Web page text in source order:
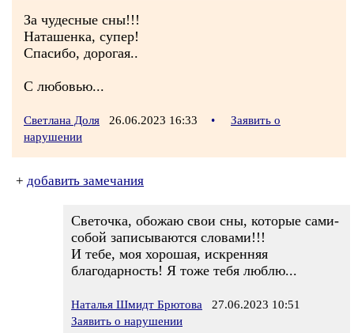
За чудесные сны!!!
Наташенка, супер!
Спасибо, дорогая..
С любовью...
Светлана Доля 26.06.2023 16:33 •
Заявить о
нарушении
+ добавить замечания
Светочка, обожаю свои сны, которые сами-
собой записываются словами!!!
И тебе, моя хорошая, искренняя
благодарность! Я тоже тебя люблю...
Наталья Шмидт Брютова 27.06.2023 10:51
Заявить о нарушении